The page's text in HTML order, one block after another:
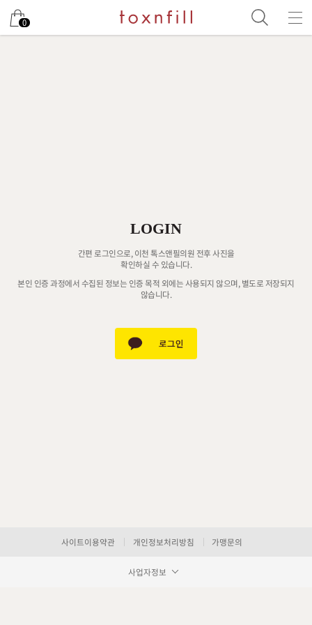
0
LOGIN
간편 로그인으로, 이천 톡스앤필의원 전후 사진을
확인하실 수 있습니다.
본인 인증 과정에서 수집된 정보는 인증 목적 외에는 사용되지 않으며, 별도로 저장되지
않습니다.
사이트이용약관 개인정보처리방침 가맹문의
사업자정보